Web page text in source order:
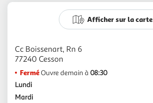
d'aide
Afficher sur la carte
Cc Boissenart, Rn 6
FerméOuvre demain à 08:30
Lundi
Mardi